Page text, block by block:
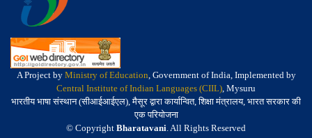
A Project by Ministry of Education, Government of India, Implemented by
Central Institute of Indian Languages (CIIL), Mysuru
भारतीय भाषा संस्थान (सीआईआईएल), मैसूर द्वारा कार्यान्वित, शिक्षा मंत्रालय, भारत सरकार की
एक परियोजना
© Copyright Bharatavani. All Rights Reserved